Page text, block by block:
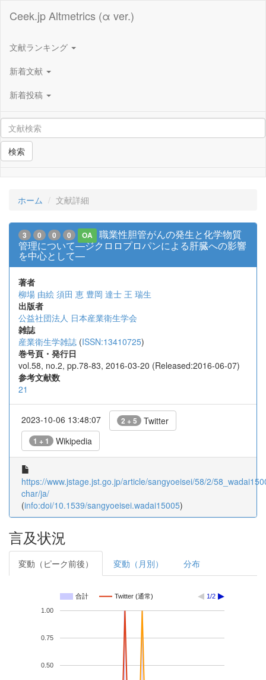
Ceek.jp Altmetrics (α ver.)
文献ランキング
新着文献
新着投稿
検索
ホーム 文献詳細
3 0 0 0 OA
職業性胆管がんの発生と化学物質
管理について―ジクロロプロパンによる肝臓への影響
を中心として―
著者
柳場 由絵 須田 恵 豊岡 達士 王 瑞生
出版者
公益社団法人 日本産業衛生学会
雑誌
産業衛生学雑誌 (ISSN:13410725)
巻号頁・発行日
vol.58, no.2, pp.78-83, 2016-03-20 (Released:2016-06-07)
参考文献数
21
2023-10-06 13:48:07 2 + 5 Twitter
1 + 1 Wikipedia
https://www.jstage.jst.go.jp/article/sangyoeisei/58/2/
char/ja/
(info:doi/10.1539/sangyoeisei.wadai15005)
言及状況
変動（ピーク前後） 変動（月別） 分布
合計 Twitter (通常) 1/2
0.50
0.75
1.00